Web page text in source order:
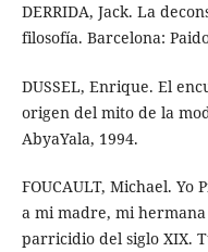
DERRIDA, Jack. La
filosofía. Barcelona:
DUSSEL, Enrique. El
origen del mito de la
AbyaYala, 1994.
FOUCAULT, Michael.
a mi madre, mi
parricidio del siglo XIX.